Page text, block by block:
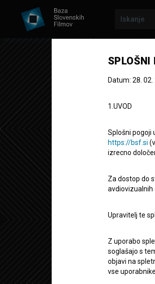
Srp
Kratki dokumentarni film
SPLOŠNI
Datum: 28. 02.
1.UVOD
Splošni pogoji
https://bsf.si
izrecno
Za dostop do
avdiovizualnih
Upravitelj te
Z uporabo
soglašajo s
objavi na
vse